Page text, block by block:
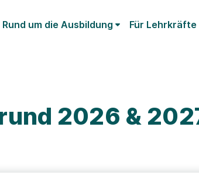
Rund um die Ausbildung Für Lehrkräfte
2026 &